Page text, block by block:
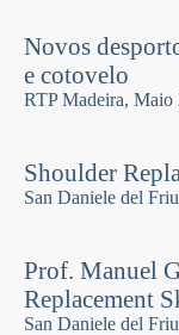
Novos
e cotovelo
RTP Madeira, Maio
Shoulder
San Daniele del
Prof. Manuel
Replacement
San Daniele del